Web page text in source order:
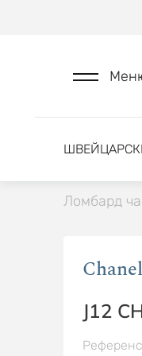
Ломбард
Chanel
J12